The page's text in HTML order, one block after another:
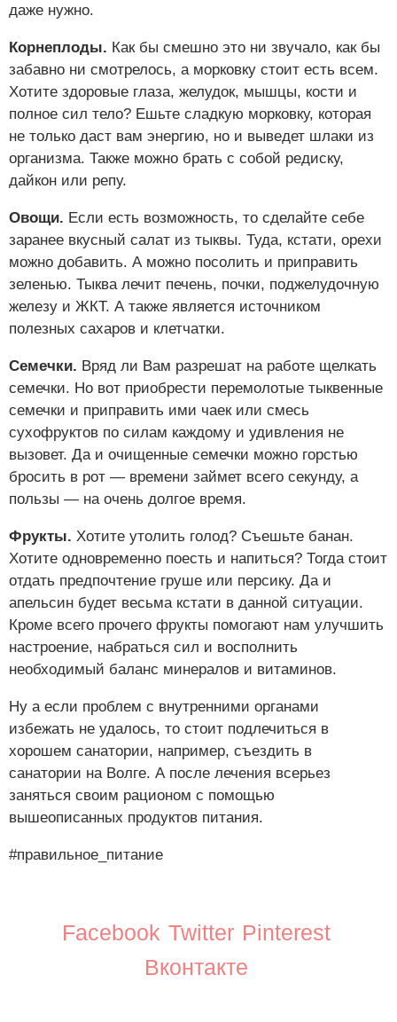
даже нужно.
Корнеплоды. Как бы смешно это ни звучало, как бы
забавно ни смотрелось, а морковку стоит есть всем.
Хотите здоровые глаза, желудок, мышцы, кости и
полное сил тело? Ешьте сладкую морковку, которая
не только даст вам энергию, но и выведет шлаки из
организма. Также можно брать с собой редиску,
дайкон или репу.
Овощи. Если есть возможность, то сделайте себе
заранее вкусный салат из тыквы. Туда, кстати, орехи
можно добавить. А можно посолить и приправить
зеленью. Тыква лечит печень, почки, поджелудочную
железу и ЖКТ. А также является источником
полезных сахаров и клетчатки.
Семечки. Вряд ли Вам разрешат на работе щелкать
семечки. Но вот приобрести перемолотые тыквенные
семечки и приправить ими чаек или смесь
сухофруктов по силам каждому и удивления не
вызовет. Да и очищенные семечки можно горстью
бросить в рот — времени займет всего секунду, а
пользы — на очень долгое время.
Фрукты. Хотите утолить голод? Съешьте банан.
Хотите одновременно поесть и напиться? Тогда стоит
отдать предпочтение груше или персику. Да и
апельсин будет весьма кстати в данной ситуации.
Кроме всего прочего фрукты помогают нам улучшить
настроение, набраться сил и восполнить
необходимый баланс минералов и витаминов.
Ну а если проблем с внутренними органами
избежать не удалось, то стоит подлечиться в
хорошем санатории, например, съездить в
санатории на Волге. А после лечения всерьез
заняться своим рационом с помощью
вышеописанных продуктов питания.
#правильное_питание
Facebook Twitter Pinterest
Вконтакте